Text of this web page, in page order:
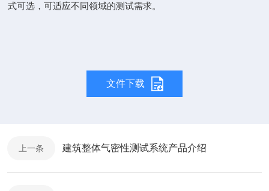
式可选，可适应不同领域的测试需求。
文件下载
上一条 建筑整体气密性测试系统产品介绍